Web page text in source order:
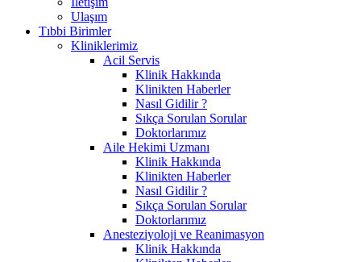
Ulaşım
Tıbbi Birimler
Kliniklerimiz
Acil Servis
Klinik Hakkında
Klinikten Haberler
Nasıl Gidilir ?
Sıkça Sorulan Sorular
Doktorlarımız
Aile Hekimi Uzmanı
Klinik Hakkında
Klinikten Haberler
Nasıl Gidilir ?
Sıkça Sorulan Sorular
Doktorlarımız
Anesteziyoloji ve Reanimasyon
Klinik Hakkında